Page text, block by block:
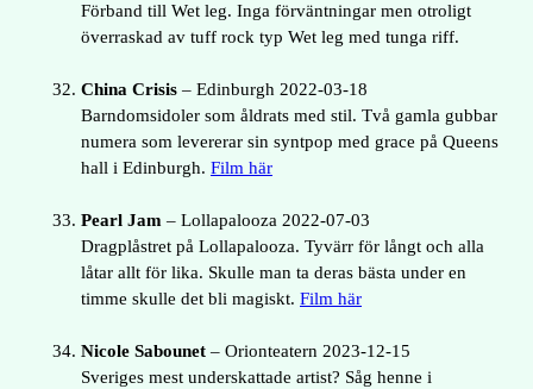
Förband till Wet leg. Inga förväntningar men otroligt
överraskad av tuff rock typ Wet leg med tunga riff.
China Crisis – Edinburgh 2022-03-18
Barndomsidoler som åldrats med stil. Två gamla gubbar
numera som levererar sin syntpop med grace på Queens
hall i Edinburgh. Film här
Pearl Jam – Lollapalooza 2022-07-03
Dragplåstret på Lollapalooza. Tyvärr för långt och alla
låtar allt för lika. Skulle man ta deras bästa under en
timme skulle det bli magiskt. Film här
Nicole Sabounet – Orionteatern 2023-12-15
Sveriges mest underskattade artist? Såg henne i